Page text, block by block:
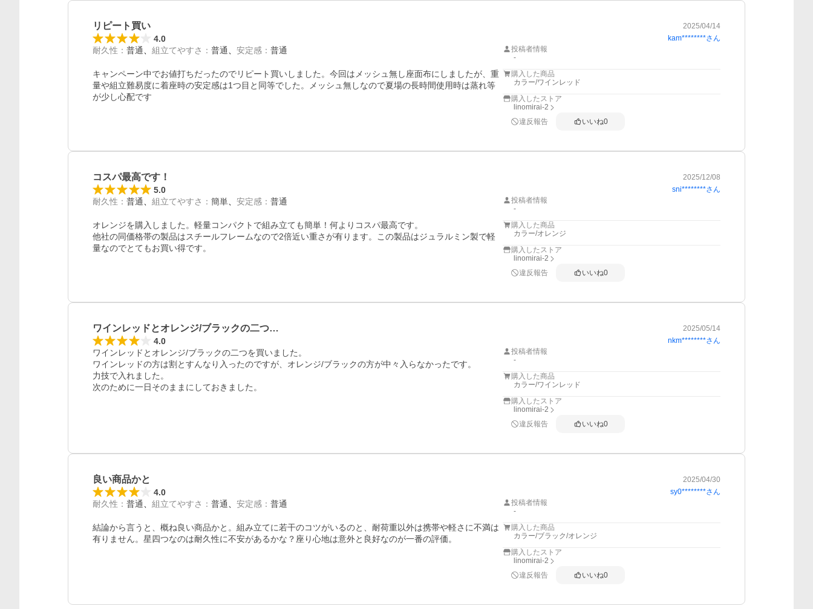
リピート買い 2025/04/14
4.0 kam********さん
耐久性 ： 普通 組立てやすさ ： 普通 安定感 ： 普通
キャンペーン中でお値打ちだったのでリピート買いしました。今回はメッシュ無し座面布にしましたが、重
量や組立難易度に着座時の安定感は1つ目と同等でした。メッシュ無しなので夏場の長時間使用時は蒸れ等
が少し心配です
投稿者情報
-
購入した商品
カラー/ワインレッド
購入したストア
linomirai-2
違反報告
いいね0
コスパ最高です！ 2025/12/08
5.0 sni********さん
耐久性 ： 普通 組立てやすさ ： 簡単 安定感 ： 普通
オレンジを購入しました。軽量コンパクトで組み立ても簡単！何よりコスパ最高です。
他社の同価格帯の製品はスチールフレームなので2倍近い重さが有ります。この製品はジュラルミン製で軽
投稿者情報
-
購入した商品
カラー/オレンジ
購入したストア
linomirai-2
違反報告
いいね0
ワインレッドとオレンジ/ブラックの二つ… 2025/05/14
4.0 nkm********さん
ワインレッドとオレンジ/ブラックの二つを買いました。
ワインレッドの方は割とすんなり入ったのですが、オレンジ/ブラックの方が中々入らなかったです。
力技で入れました。
投稿者情報
-
購入した商品
カラー/ワインレッド
購入したストア
linomirai-2
違反報告
いいね0
良い商品かと 2025/04/30
4.0 sy0********さん
耐久性 ： 普通 組立てやすさ ： 普通 安定感 ： 普通
結論から言うと、概ね良い商品かと。組み立てに若干のコツがいるのと、耐荷重以外は携帯や軽さに不満は
有りません。星四つなのは耐久性に不安があるかな？座り心地は意外と良好なのが一番の評価。
投稿者情報
-
購入した商品
カラー/ブラック/オレンジ
購入したストア
linomirai-2
違反報告
いいね0